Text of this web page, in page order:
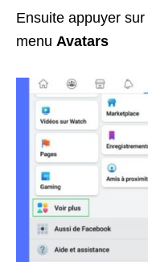
Ensuite appuyer sur
menu Avatars